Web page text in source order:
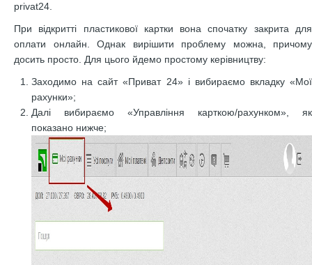
privat24.
При відкритті пластикової картки вона спочатку закрита для
оплати онлайн. Однак вирішити проблему можна, причому
досить просто. Для цього йдемо простому керівництву:
Заходимо на сайт «Приват 24» і вибираємо вкладку «Мої
рахунки»;
Далі вибираємо «Управління карткою/рахунком», як
показано нижче;